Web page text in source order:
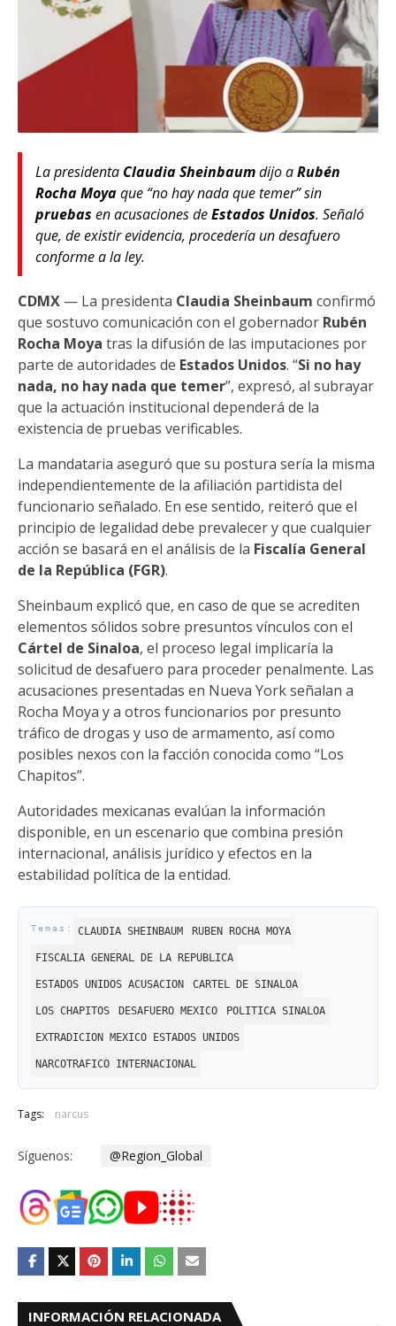
La presidenta Claudia Sheinbaumdijo aRubén
Rocha Moyaque “no hay nada que temer” sin
pruebas en acusaciones deEstados Unidos. Señaló
que, de existir evidencia, procedería un desafuero
conforme a la ley.
CDMX — La presidenta Claudia Sheinbaum confirmó
que sostuvo comunicación con el gobernador Rubén
Rocha Moya tras la difusión de las imputaciones por
parte de autoridades de Estados Unidos. “Si no hay
nada, no hay nada que temer”, expresó, al subrayar
que la actuación institucional dependerá de la
existencia de pruebas verificables.
La mandataria aseguró que su postura sería la misma
independientemente de la afiliación partidista del
funcionario señalado. En ese sentido, reiteró que el
principio de legalidad debe prevalecer y que cualquier
acción se basará en el análisis de la Fiscalía General
de la República (FGR).
Sheinbaum explicó que, en caso de que se acrediten
elementos sólidos sobre presuntos vínculos con el
Cártel de Sinaloa, el proceso legal implicaría la
solicitud de desafuero para proceder penalmente. Las
acusaciones presentadas en Nueva York señalan a
Rocha Moya y a otros funcionarios por presunto
tráfico de drogas y uso de armamento, así como
posibles nexos con la facción conocida como “Los
Chapitos”.
Autoridades mexicanas evalúan la información
disponible, en un escenario que combina presión
internacional, análisis jurídico y efectos en la
estabilidad política de la entidad.
CLAUDIA SHEINBAUM RUBEN ROCHA MOYA
FISCALIA GENERAL DE LA REPUBLICA
ESTADOS UNIDOS ACUSACION CARTEL DE SINALOA
LOS CHAPITOS DESAFUERO MEXICO POLITICA SINALOA
EXTRADICION MEXICO ESTADOS UNIDOS
NARCOTRAFICO INTERNACIONAL
Tags: narcus
Síguenos: @Region_Global
INFORMACIÓN RELACIONADA